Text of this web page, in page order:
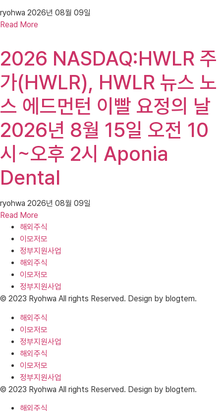
ryohwa 2026년 08월 09일
Read More
2026 NASDAQ:HWLR 주
가(HWLR), HWLR 뉴스 노
스 에드먼턴 이빨 요정의 날
2026년 8월 15일 오전 10
시~오후 2시 Aponia
Dental
ryohwa 2026년 08월 09일
Read More
해외주식
이모저모
정부지원사업
해외주식
이모저모
정부지원사업
© 2023 Ryohwa All rights Reserved. Design by blogtem.
해외주식
이모저모
정부지원사업
해외주식
이모저모
정부지원사업
© 2023 Ryohwa All rights Reserved. Design by blogtem.
해외주식